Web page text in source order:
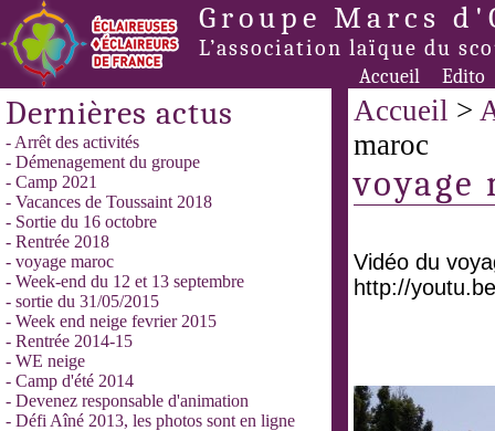
Groupe Marcs
L’association laïque du
Accueil Edito
Dernières actus
- Arrêt des activités
- Démenagement du groupe
- Camp 2021
- Vacances de Toussaint 2018
- Sortie du 16 octobre
- Rentrée 2018
- voyage maroc
- Week-end du 12 et 13 septembre
- sortie du 31/05/2015
- Week end neige fevrier 2015
- Rentrée 2014-15
- WE neige
- Camp d'été 2014
- Devenez responsable d'animation
- Défi Aîné 2013, les photos sont en ligne
Accueil >
maroc
voyage
Vidéo du
http://